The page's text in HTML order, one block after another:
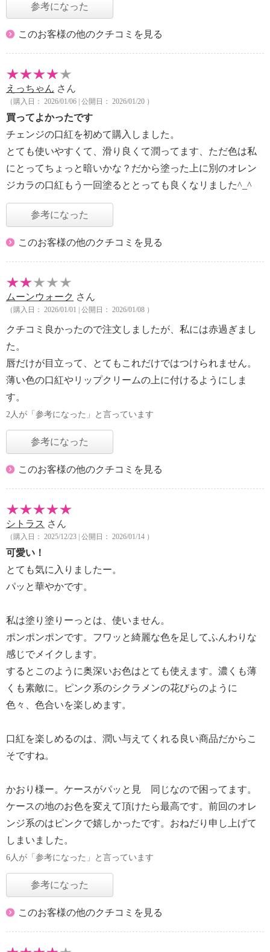
参考になった
このお客様の他のクチコミを見る
えっちゃん さん
（購入日： 2026/01/06 | 公開日： 2026/01/20 ）
買ってよかったです
チェンジの口紅を初めて購入しました。
とても使いやすくて、滑り良くて潤ってます、ただ色は私
にとってちょっと暗いかな？だから塗った上に別のオレン
ジカラの口紅もう一回塗るととっても良くなリました^_^
参考になった
このお客様の他のクチコミを見る
ムーンウォーク さん
（購入日： 2026/01/01 | 公開日： 2026/01/08 ）
クチコミ良かったので注文しましたが、私には赤過ぎまし
た。
唇だけが目立って、とてもこれだけではつけられません。
薄い色の口紅やリップクリームの上に付けるようにしま
す。
2人が「参考になった」と言っています
参考になった
このお客様の他のクチコミを見る
シトラス さん
（購入日： 2025/12/23 | 公開日： 2026/01/14 ）
可愛い！
とても気に入りましたー。
パッと華やかです。
私は塗り塗りーっとは、使いません。
ポンポンポンです。フワッと綺麗な色を足してふんわりな
感じでメイクします。
するとこのように奥深いお色はとても使えます。濃くも薄
くも素敵に。ピンク系のシクラメンの花びらのように
色々、色合いを楽しめます。
口紅を楽しめるのは、潤い与えてくれる良い商品だからこ
そですね。
かおり様ー。ケースがパッと見 同じなので困ってます。
ケースの地のお色を変えて頂けたら最高です。前回のオレ
ンジ系のはピンクで嬉しかったです。おねだり申し上げて
しまいました。
6人が「参考になった」と言っています
参考になった
このお客様の他のクチコミを見る